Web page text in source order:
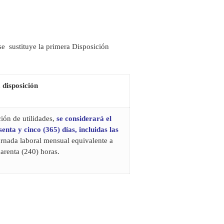
sustituye la primera Disposición
disposición
de utilidades, se considerará el
y cinco (365) días, incluidas las
laboral mensual equivalente a
(240) horas.